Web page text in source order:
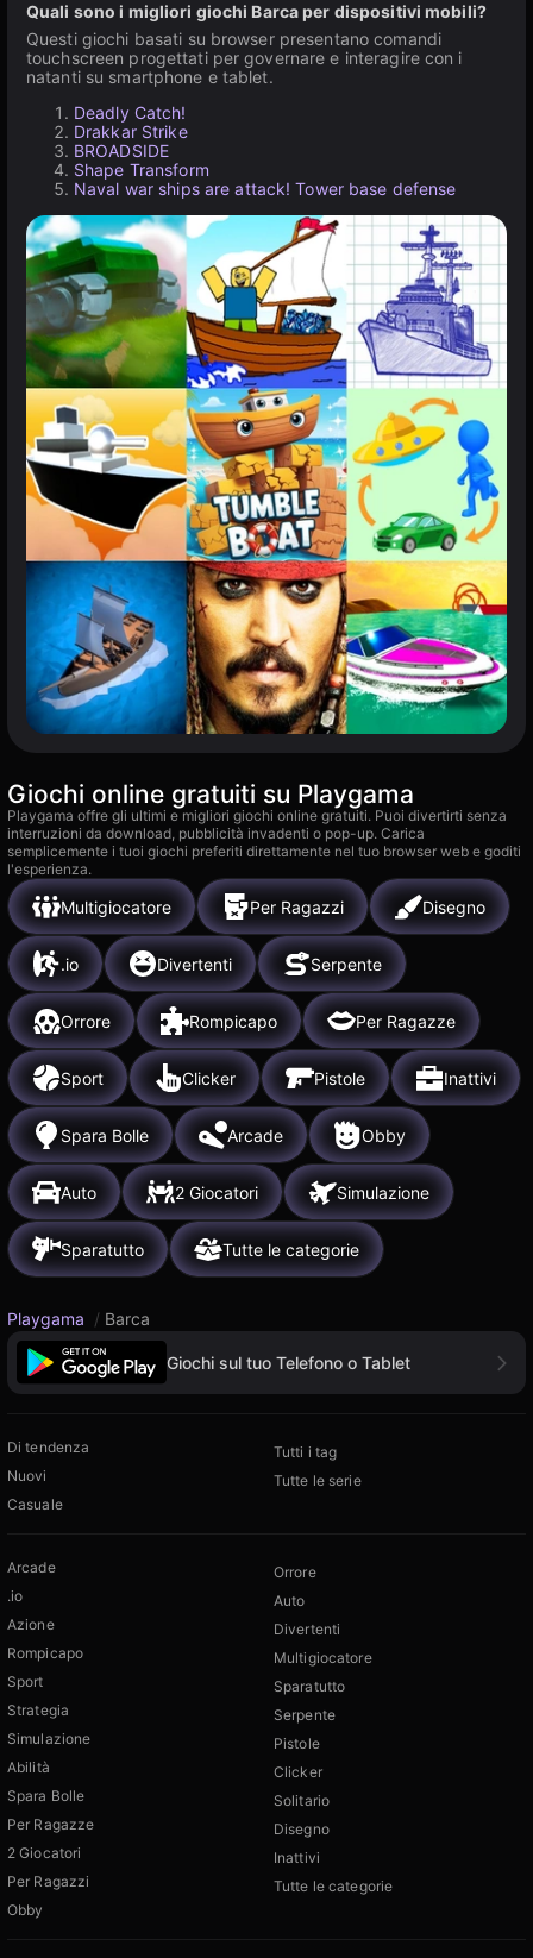
Quali sono i migliori giochi Barca per dispositivi mobili?
Questi giochi basati su browser presentano comandi
touchscreen progettati per governare e interagire con i
natanti su smartphone e tablet.
Deadly Catch!
Drakkar Strike
BROADSIDE
Shape Transform
Naval war ships are attack! Tower base defense
Giochi online gratuiti su Playgama
Playgama offre gli ultimi e migliori giochi online gratuiti. Puoi divertirti senza
interruzioni da download, pubblicità invadenti o pop-up. Carica
semplicemente i tuoi giochi preferiti direttamente nel tuo browser web e goditi
l'esperienza.
Multigiocatore Per Ragazzi Disegno
.io Divertenti Serpente
Orrore Rompicapo Per Ragazze
Sport Clicker Pistole Inattivi
Spara Bolle Arcade Obby
Auto 2 Giocatori Simulazione
Sparatutto Tutte le categorie
Playgama / Barca
Giochi sul tuo Telefono o Tablet
Di tendenza
Nuovi
Casuale
Tutti i tag
Tutte le serie
Arcade
.io
Azione
Rompicapo
Sport
Strategia
Simulazione
Abilità
Spara Bolle
Per Ragazze
2 Giocatori
Per Ragazzi
Obby
Orrore
Auto
Divertenti
Multigiocatore
Sparatutto
Serpente
Pistole
Clicker
Solitario
Disegno
Inattivi
Tutte le categorie